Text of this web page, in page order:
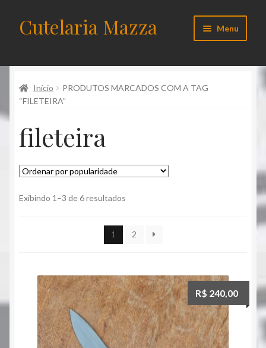
Pular
para
Pular
para
conteúdo
Cutelaria Mazza Menu
Acessórios
Facas
Inicio
Promoções
Início
PRODUTOS MARCADOS COM A TAG
“FILETEIRA”
fileteira
Exibindo 1–3 de 6 resultados
1
2
R$ 240,00